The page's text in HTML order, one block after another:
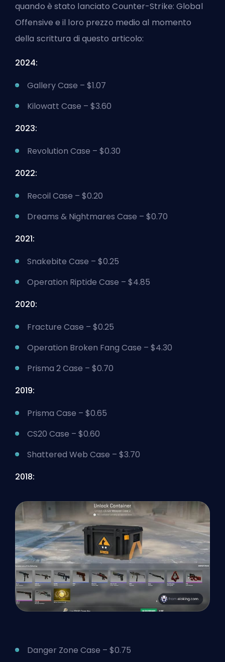
quando è stato lanciato Counter-Strike: Global
Offensive e il loro prezzo medio al momento
della scrittura di questo articolo:
2024:
Gallery Case – $1.07
Kilowatt Case – $3.60
2023:
Revolution Case – $0.30
2022:
Recoil Case – $0.20
Dreams & Nightmares Case – $0.70
2021:
Snakebite Case – $0.25
Operation Riptide Case – $4.85
2020:
Fracture Case – $0.25
Operation Broken Fang Case – $4.30
Prisma 2 Case – $0.70
2019:
Prisma Case – $0.65
CS20 Case – $0.60
Shattered Web Case – $3.70
2018:
Danger Zone Case – $0.75